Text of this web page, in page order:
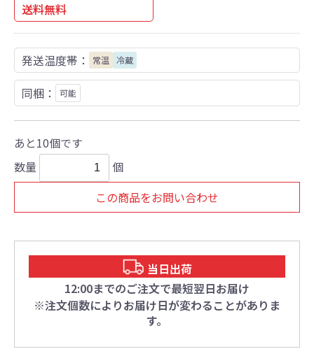
送料無料
発送温度帯： 常温 冷蔵
同梱： 可能
あと10個です
数量
個
この商品をお問い合わせ
当日出荷
12:00までのご注文で最短翌日お届け
※注文個数によりお届け日が変わることがありま
す。